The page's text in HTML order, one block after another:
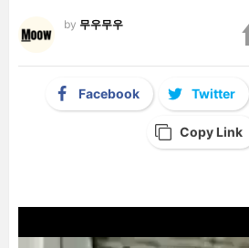
by 무우무우
Facebook Twitter
Copy Link